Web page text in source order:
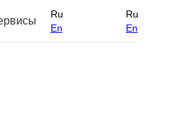
Ru
En
Ru
En